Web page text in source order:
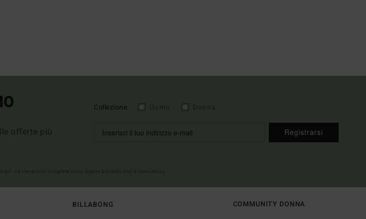
offerte più
Collezione
Registrarsi
BILLABONG COMMUNITY DONNA